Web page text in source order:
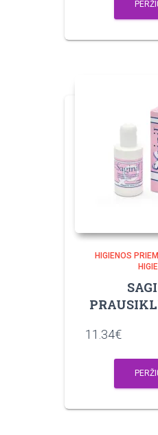
HIGIENOS
11.34€